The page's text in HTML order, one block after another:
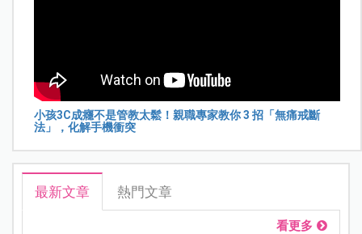
小孩3C成癮不是管教太鬆！親職專家教你 3 招「無痛戒斷
法」，化解手機衝突
最新文章 熱門文章
看更多